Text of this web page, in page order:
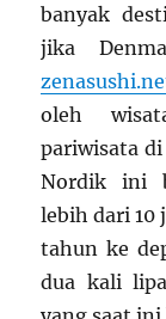
banyak
jika
oleh
pariwisata
Nordik ini
lebih dari 10
tahun ke
dua kali